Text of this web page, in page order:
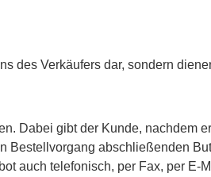
des Verkäufers dar, sondern
Dabei gibt der Kunde, nachdem
Bestellvorgang abschließenden
auch telefonisch, per Fax, per E-